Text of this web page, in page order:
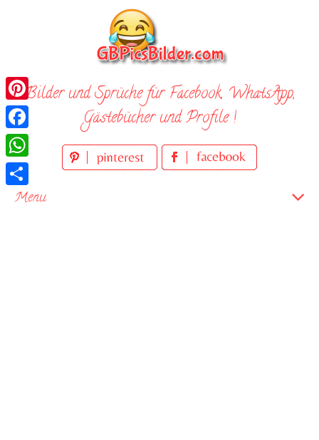
Bilder und Sprüche für Facebook, WhatsApp,
Gästebücher und Profile !
Menu
Pinterest
Facebook
WhatsApp
Teilen